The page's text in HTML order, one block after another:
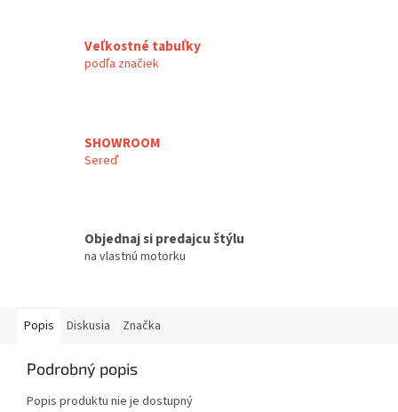
Veľkostné tabuľky
podľa značiek
SHOWROOM
Sereď
Objednaj si predajcu štýlu
na vlastnú motorku
Popis Diskusia Značka
Podrobný popis
Popis produktu nie je dostupný